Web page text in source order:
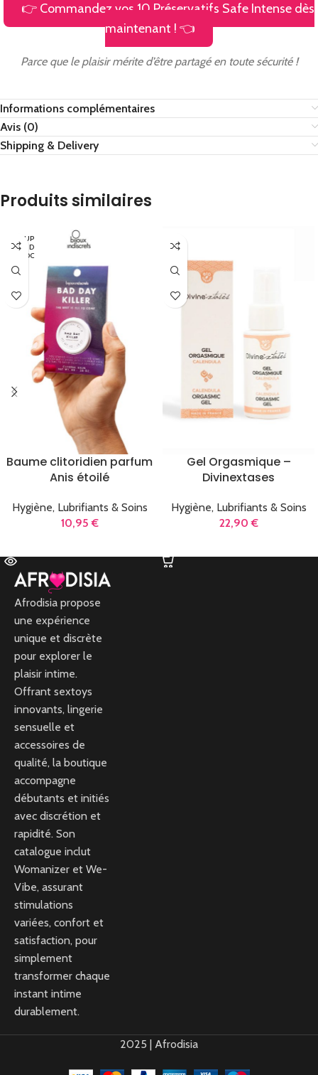
👉 Commandez vos 10 Préservatifs Safe Intense dès
maintenant ! 👈
Parce que le plaisir mérite d’être partagé en toute sécurité !
Informations complémentaires
Avis (0)
Shipping & Delivery
Produits similaires
EN RUP
TURE D
E STOC
Baume clitoridien parfum
Anis étoilé
Hygiène, Lubrifiants & Soins
10,95€
Gel Orgasmique –
Divinextases
Hygiène, Lubrifiants & Soins
22,90€
Afrodisia propose
une expérience
unique et discrète
pour explorer le
plaisir intime.
Offrant sextoys
innovants, lingerie
sensuelle et
accessoires de
qualité, la boutique
accompagne
débutants et initiés
avec discrétion et
rapidité. Son
catalogue inclut
Womanizer et We-
Vibe, assurant
stimulations
variées, confort et
satisfaction, pour
simplement
transformer chaque
instant intime
durablement.
2025 | Afrodisia